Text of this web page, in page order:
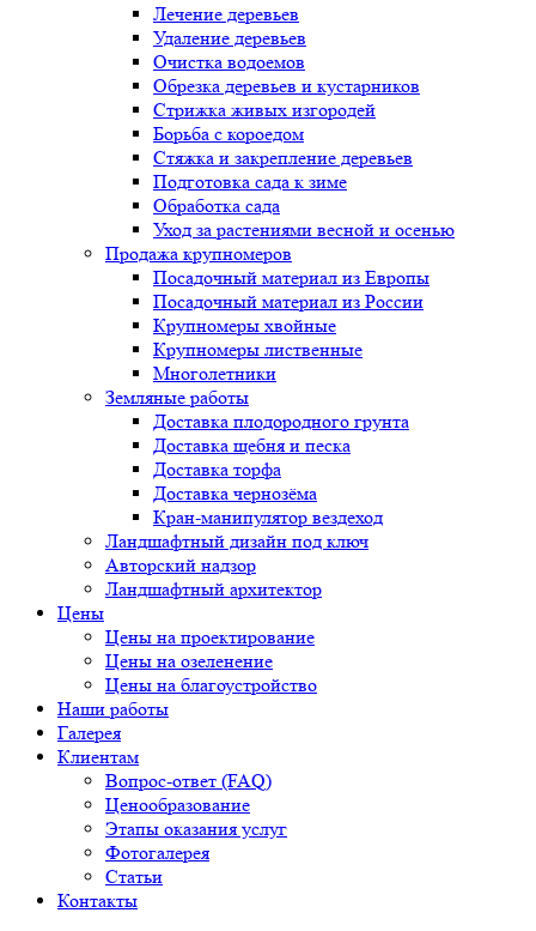
Лечение деревьев
Удаление деревьев
Очистка водоемов
Обрезка деревьев и кустарников
Стрижка живых изгородей
Борьба с короедом
Стяжка и закрепление деревьев
Подготовка сада к зиме
Обработка сада
Уход за растениями весной и осенью
Продажа крупномеров
Посадочный материал из Европы
Посадочный материал из России
Крупномеры хвойные
Крупномеры лиственные
Многолетники
Земляные работы
Доставка плодородного грунта
Доставка щебня и песка
Доставка торфа
Доставка чернозёма
Кран-манипулятор вездеход
Ландшафтный дизайн под ключ
Авторский надзор
Ландшафтный архитектор
Цены
Цены на проектирование
Цены на озеленение
Цены на благоустройство
Наши работы
Галерея
Клиентам
Вопрос-ответ (FAQ)
Ценообразование
Этапы оказания услуг
Фотогалерея
Статьи
Контакты